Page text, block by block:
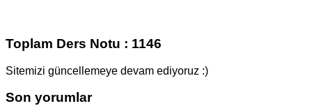
Toplam Ders Notu : 1146
Sitemizi güncellemeye devam ediyoruz :)
Son yorumlar